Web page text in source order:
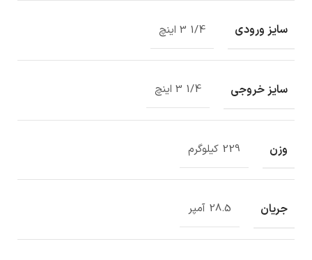
سایز ورودی 1/4 3 اینچ
سایز خروجی 1/4 3 اینچ
وزن 229 کیلوگرم
جریان 28.5 آمپر